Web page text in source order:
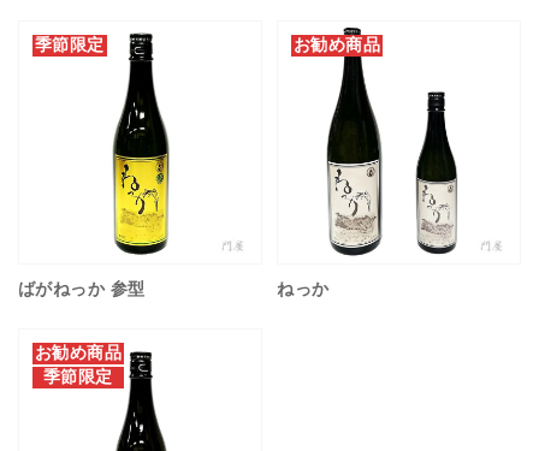
季節限定
ばがねっか 参型
お勧め商品
ねっか
お勧め商品
季節限定